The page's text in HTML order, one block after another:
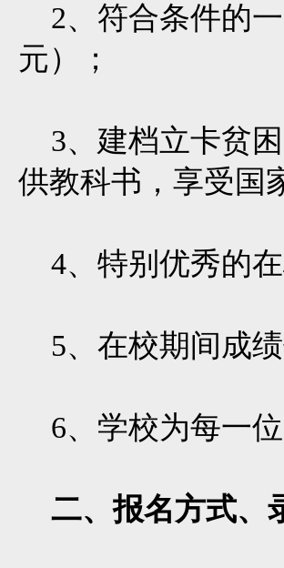
2、符合条件的一
元）；
3、建档立卡贫
供教科书，享受国
4、特别优秀的在
5、在校期间成
6、学校为每一
二、报名方式、